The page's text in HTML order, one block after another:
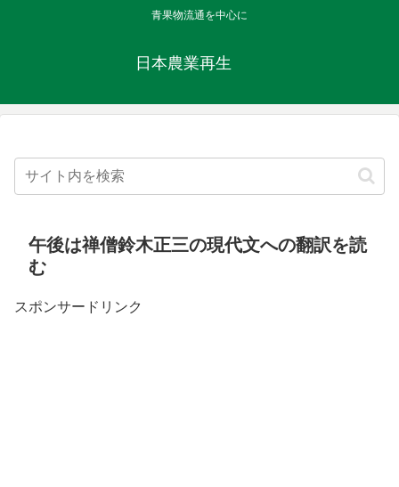
青果物流通を中心に
日本農業再生
午後は禅僧鈴木正三の現代文への翻訳を読
む
スポンサードリンク